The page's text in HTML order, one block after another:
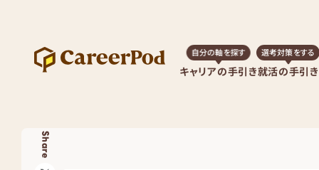
キャリアの手引き
自分の軸を探す
就活の手引き
選考対策をする
Share